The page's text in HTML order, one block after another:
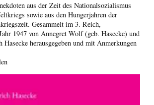
aus der Zeit des Nationalsozialismus
sowie aus den Hungerjahren der
Gesammelt im 3. Reich,
1947 von Annegret Wolf (geb. Hasecke) und
Hasecke herausgegeben und mit Anmerkungen